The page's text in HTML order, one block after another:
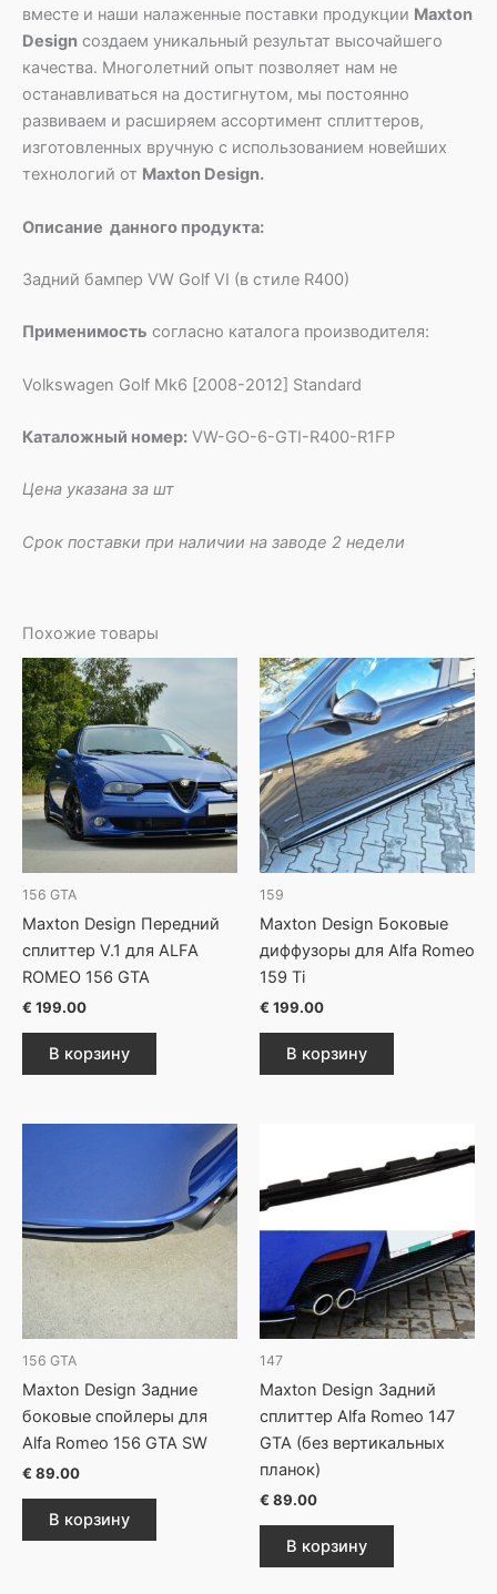
вместе и наши налаженные поставки продукции Maxton
Design создаем уникальный результат высочайшего
качества. Многолетний опыт позволяет нам не
останавливаться на достигнутом, мы постоянно
развиваем и расширяем ассортимент сплиттеров,
изготовленных вручную с использованием новейших
технологий от Maxton Design.
Описание данного продукта:
Задний бампер VW Golf VI (в стиле R400)
Применимость согласно каталога производителя:
Volkswagen Golf Mk6 [2008-2012] Standard
Каталожный номер: VW-GO-6-GTI-R400-R1FP
Цена указана за шт
Срок поставки при наличии на заводе 2 недели
Похожие товары
156 GTA
Maxton Design Передний
сплиттер V.1 для ALFA
ROMEO 156 GTA
€ 199.00
В корзину
159
Maxton Design Боковые
диффузоры для Alfa Romeo
159 Ti
€ 199.00
В корзину
156 GTA
Maxton Design Задние
боковые спойлеры для
Alfa Romeo 156 GTA SW
€ 89.00
В корзину
147
Maxton Design Задний
сплиттер Alfa Romeo 147
GTA (без вертикальных
планок)
€ 89.00
В корзину